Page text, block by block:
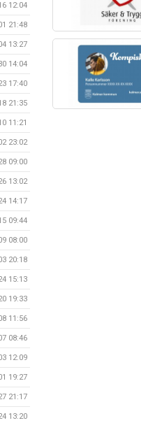
12:04
21:48
13:27
14:04
17:40
21:35
11:21
23:02
09:00
13:02
14:17
09:44
08:00
20:18
15:13
19:33
11:56
08:46
12:09
19:27
21:17
13:20